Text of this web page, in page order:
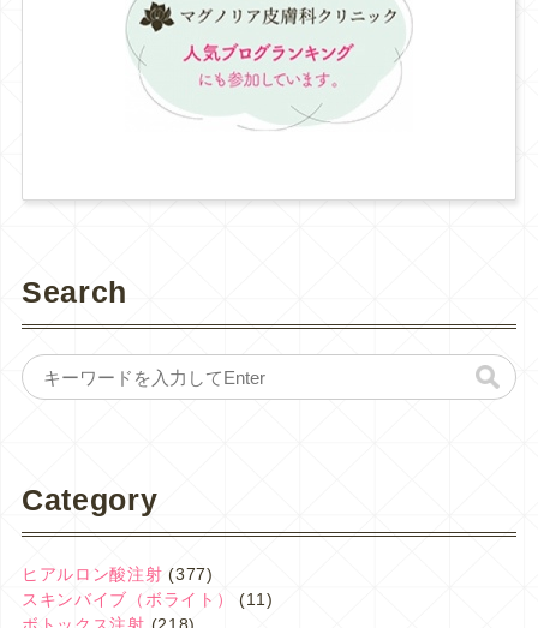
Search
Category
ヒアルロン酸注射 (377)
スキンバイブ（ボライト）
(11)
ボトックス注射 (218)